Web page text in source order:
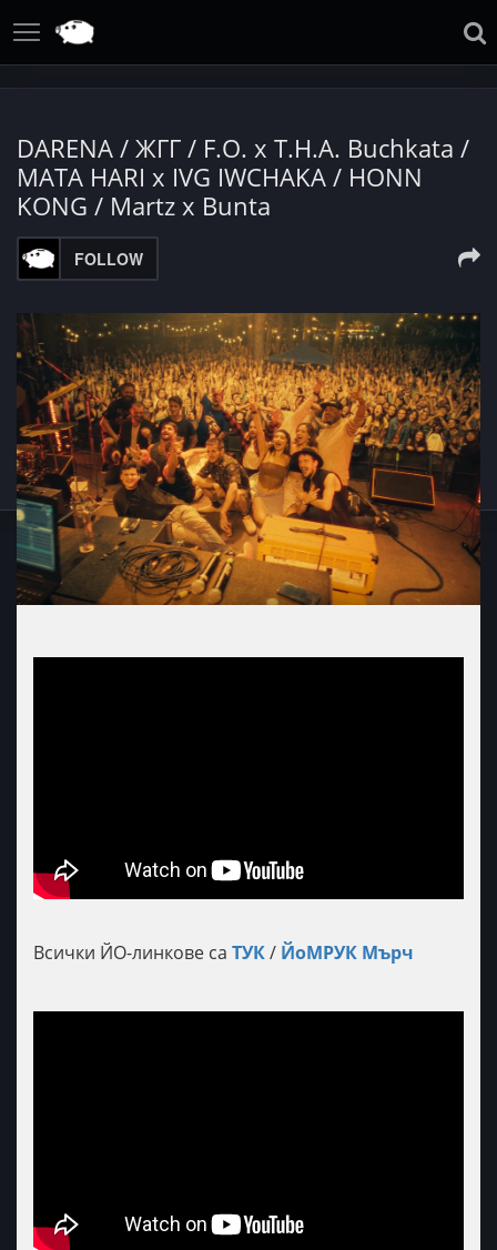
DARENA / ЖГГ / F.O. x T.H.A. Buchkata /
MATA HARI x IVG IWCHAKA / HONN
KONG / Martz x Bunta
FOLLOW
Всички ЙО-линкове са ТУК/ ЙоМРУК Мърч